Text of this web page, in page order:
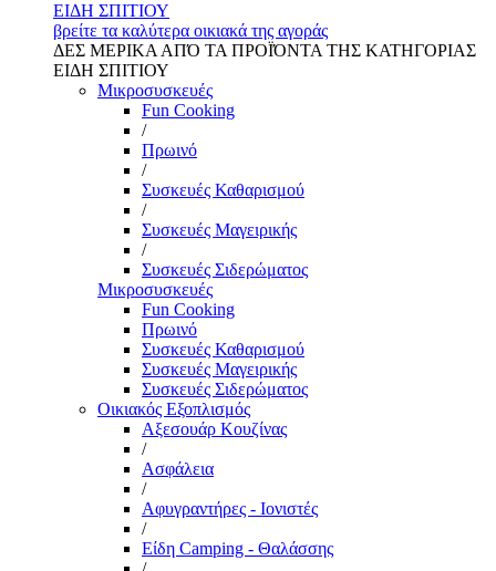
ΕΙΔΗ ΣΠΙΤΙΟΥ
βρείτε τα καλύτερα οικιακά της αγοράς
ΔΕΣ ΜΕΡΙΚΑ ΑΠΌ ΤΑ ΠΡΟΪΌΝΤΑ ΤΗΣ ΚΑΤΗΓΟΡΙΑΣ
ΕΙΔΗ ΣΠΙΤΙΟΥ
Μικροσυσκευές
Fun Cooking
/
Πρωινό
/
Συσκευές Καθαρισμού
/
Συσκευές Μαγειρικής
/
Συσκευές Σιδερώματος
Μικροσυσκευές
Fun Cooking
Πρωινό
Συσκευές Καθαρισμού
Συσκευές Μαγειρικής
Συσκευές Σιδερώματος
Οικιακός Εξοπλισμός
Αξεσουάρ Κουζίνας
/
Ασφάλεια
/
Αφυγραντήρες - Ιονιστές
/
Είδη Camping - Θαλάσσης